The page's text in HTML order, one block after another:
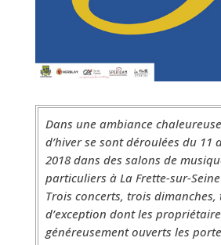
Dans une ambiance
d’hiver se sont déroulées du 11
2018 dans des salons de
particuliers à La Frette-sur-
Trois concerts, trois dimanches,
d’exception dont les
généreusement ouverts les